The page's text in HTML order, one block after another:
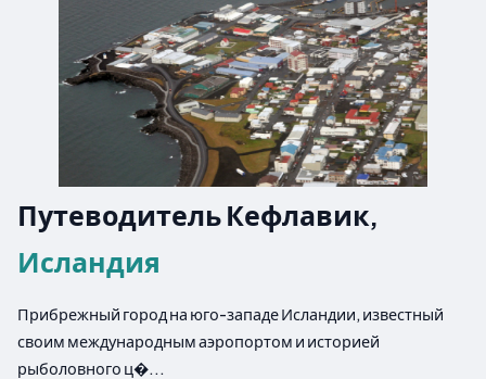
Путеводитель Кефлавик,
Исландия
Прибрежный город на юго-западе Исландии, известный
своим международным аэропортом и историей
рыболовного ц�...